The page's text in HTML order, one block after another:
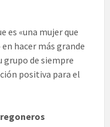
es «una mujer que
hacer más grande
grupo de siempre
positiva para el